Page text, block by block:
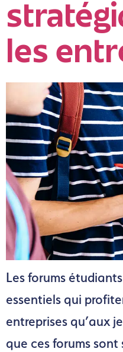
les
Les forums
essentiels qui
entreprises qu’aux
que ces forums